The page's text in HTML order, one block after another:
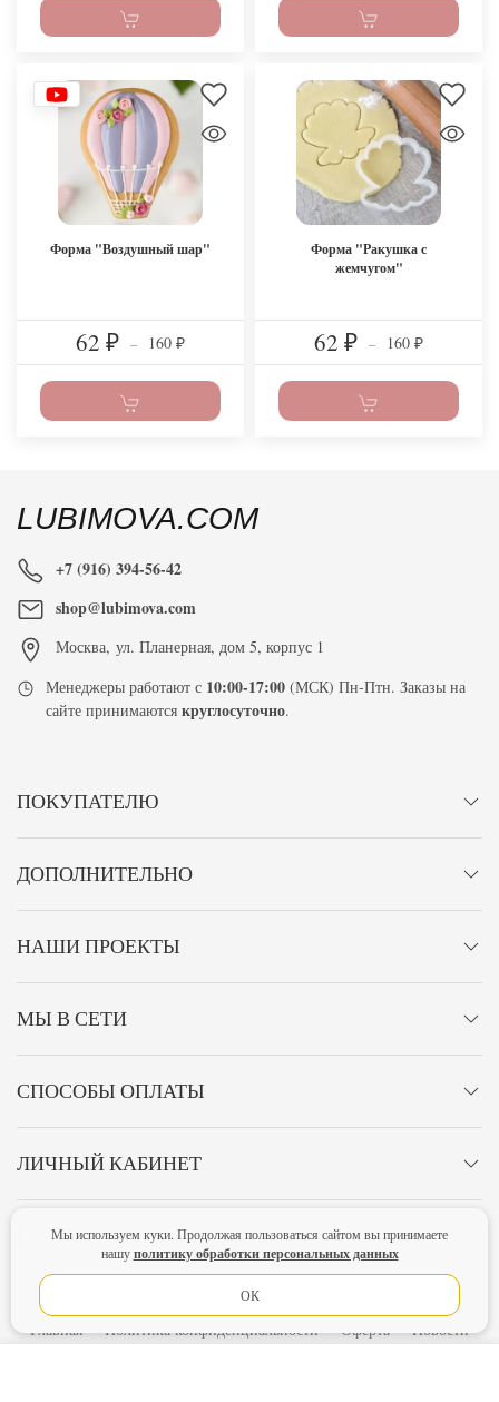
Форма "Воздушный шар"
62 ₽ – 160 ₽
Форма "Ракушка с
жемчугом"
62 ₽ – 160 ₽
LUBIMOVA.COM
+7 (916) 394-56-42
shop@lubimova.com
Москва, ул. Планерная, дом 5, корпус 1
Менеджеры работают с 10:00-17:00 (МСК) Пн-Птн. Заказы на
сайте принимаютсякруглосуточно.
ПОКУПАТЕЛЮ
ДОПОЛНИТЕЛЬНО
НАШИ ПРОЕКТЫ
МЫ В СЕТИ
СПОСОБЫ ОПЛАТЫ
ЛИЧНЫЙ КАБИНЕТ
ОСТАВАЙТЕСЬ НА СВЯЗИ!
Главная Политика конфиденциальности Оферта Новости
Мы используем куки. Продолжая пользоваться сайтом вы принимаете
нашуполитику обработки персональных данных
ОК